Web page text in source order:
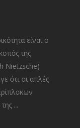
είναι ο
της
Nietzsche)
ότι οι απλές
...